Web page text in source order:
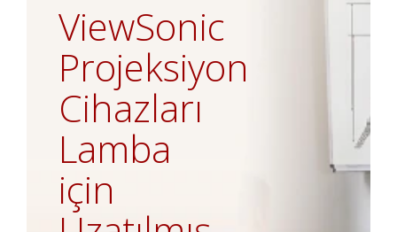
ViewSonic
Projeksiyon
Cihazları
Lamba
için